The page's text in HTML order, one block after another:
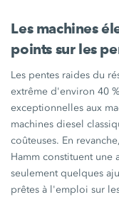
Les machines
points sur les
Les pentes raides du
extrême d'environ40 %
exceptionnelles aux
machines diesel
coûteuses. En
Hamm constituent une
seulement quelques
prêtes à l'emploi sur